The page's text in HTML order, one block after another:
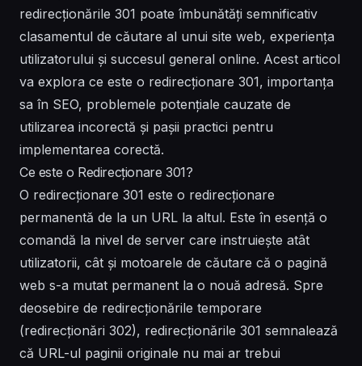
redirecționările 301 poate îmbunătăți semnificativ
clasamentul de căutare al unui site web, experiența
utilizatorului și succesul general online. Acest articol
va explora ce este o redirecționare 301, importanța
sa în SEO, problemele potențiale cauzate de
utilizarea incorectă și pașii practici pentru
implementarea corectă.
Ce este o Redirecționare 301?
O redirecționare 301 este o redirecționare
permanentă de la un URL la altul. Este în esență o
comandă la nivel de server care instruiește atât
utilizatorii, cât și motoarele de căutare că o pagină
web s-a mutat permanent la o nouă adresă. Spre
deosebire de redirecționările temporare
(redirecționări 302), redirecționările 301 semnalează
că URL-ul paginii originale nu mai ar trebui